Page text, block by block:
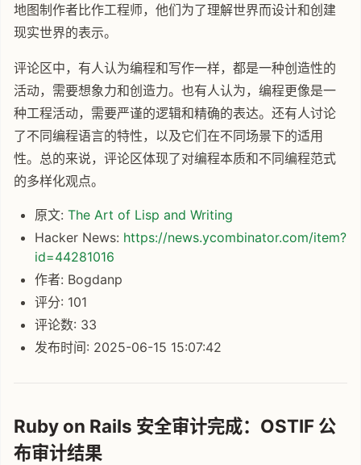
地图制作者比作工程师，他们为了理解世界而设计和创建
现实世界的表示。
评论区中，有人认为编程和写作一样，都是一种创造性的
活动，需要想象力和创造力。也有人认为，编程更像是一
种工程活动，需要严谨的逻辑和精确的表达。还有人讨论
了不同编程语言的特性，以及它们在不同场景下的适用
性。总的来说，评论区体现了对编程本质和不同编程范式
的多样化观点。
原文: The Art of Lisp and Writing
Hacker News: https://news.ycombinator.com/item?
id=44281016
作者: Bogdanp
评分: 101
评论数: 33
发布时间: 2025-06-15 15:07:42
Ruby on Rails 安全审计完成：OSTIF 公
布审计结果